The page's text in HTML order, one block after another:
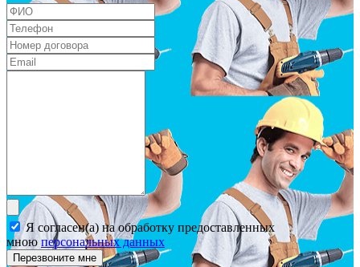
Я согласен(а) на обработку предоставленных
мною персональных данных
Перезвоните мне